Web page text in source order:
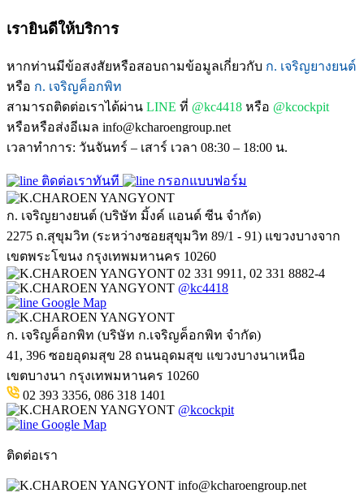
เรายินดีให้บริการ
หากท่านมีข้อสงสัยหรือสอบถามข้อมูลเกี่ยวกับ ก. เจริญยางยนต์
หรือ ก. เจริญค็อกพิท
สามารถติดต่อเราได้ผ่าน LINE ที่ @kc4418 หรือ @kcockpit
หรือหรือส่งอีเมล info@kcharoengroup.net
เวลาทำการ: วันจันทร์ – เสาร์ เวลา 08:30 – 18:00 น.
ติดต่อเราทันที กรอกแบบฟอร์ม
ก. เจริญยางยนต์ (บริษัท มิ้งค์ แอนด์ ซีน จำกัด)
2275 ถ.สุขุมวิท (ระหว่างซอยสุขุมวิท 89/1 - 91) แขวงบางจาก
เขตพระโขนง กรุงเทพมหานคร 10260
02 331 9911, 02 331 8882-4
@kc4418
Google Map
ก. เจริญค็อกพิท (บริษัท ก.เจริญค็อกพิท จำกัด)
41, 396 ซอยอุดมสุข 28 ถนนอุดมสุข แขวงบางนาเหนือ
เขตบางนา กรุงเทพมหานคร 10260
02 393 3356, 086 318 1401
@kcockpit
Google Map
ติดต่อเรา
info@kcharoengroup.net